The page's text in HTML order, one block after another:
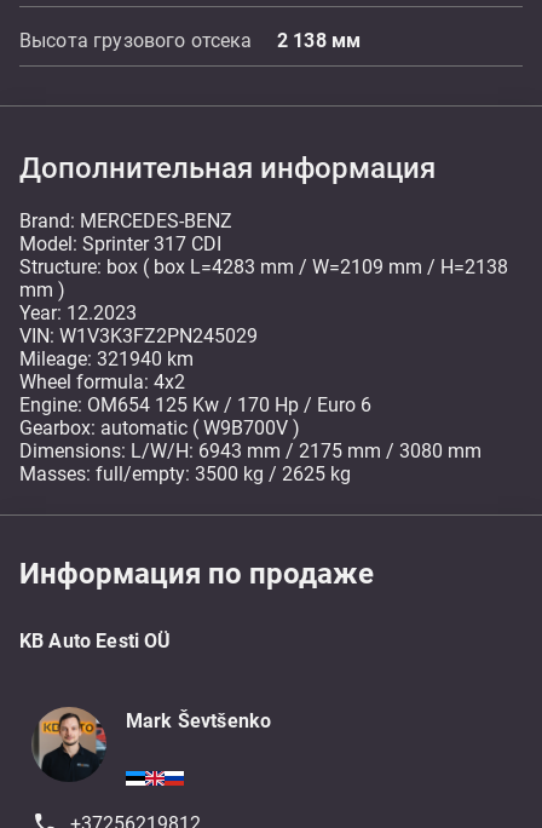
Высота грузового отсека 2 138 мм
Дополнительная информация
Brand: MERCEDES-BENZ
Model: Sprinter 317 CDI
Structure: box ( box L=4283 mm / W=2109 mm / H=2138
mm )
Year: 12.2023
VIN: W1V3K3FZ2PN245029
Mileage: 321940 km
Wheel formula: 4x2
Engine: OM654 125 Kw / 170 Hp / Euro 6
Gearbox: automatic ( W9B700V )
Dimensions: L/W/H: 6943 mm / 2175 mm / 3080 mm
Masses: full/empty: 3500 kg / 2625 kg
Информация по продаже
KB Auto Eesti OÜ
Mark Ševtšenko
+37256219812